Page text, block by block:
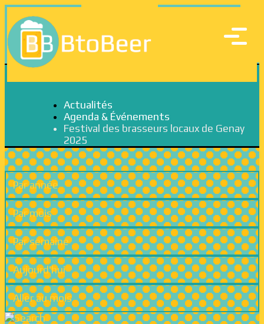
Actualités
Agenda & Événements
Festival des brasseurs locaux de Genay
2025
Par année
Par mois
Par semaine
Aujourd'hui
Aller au mois